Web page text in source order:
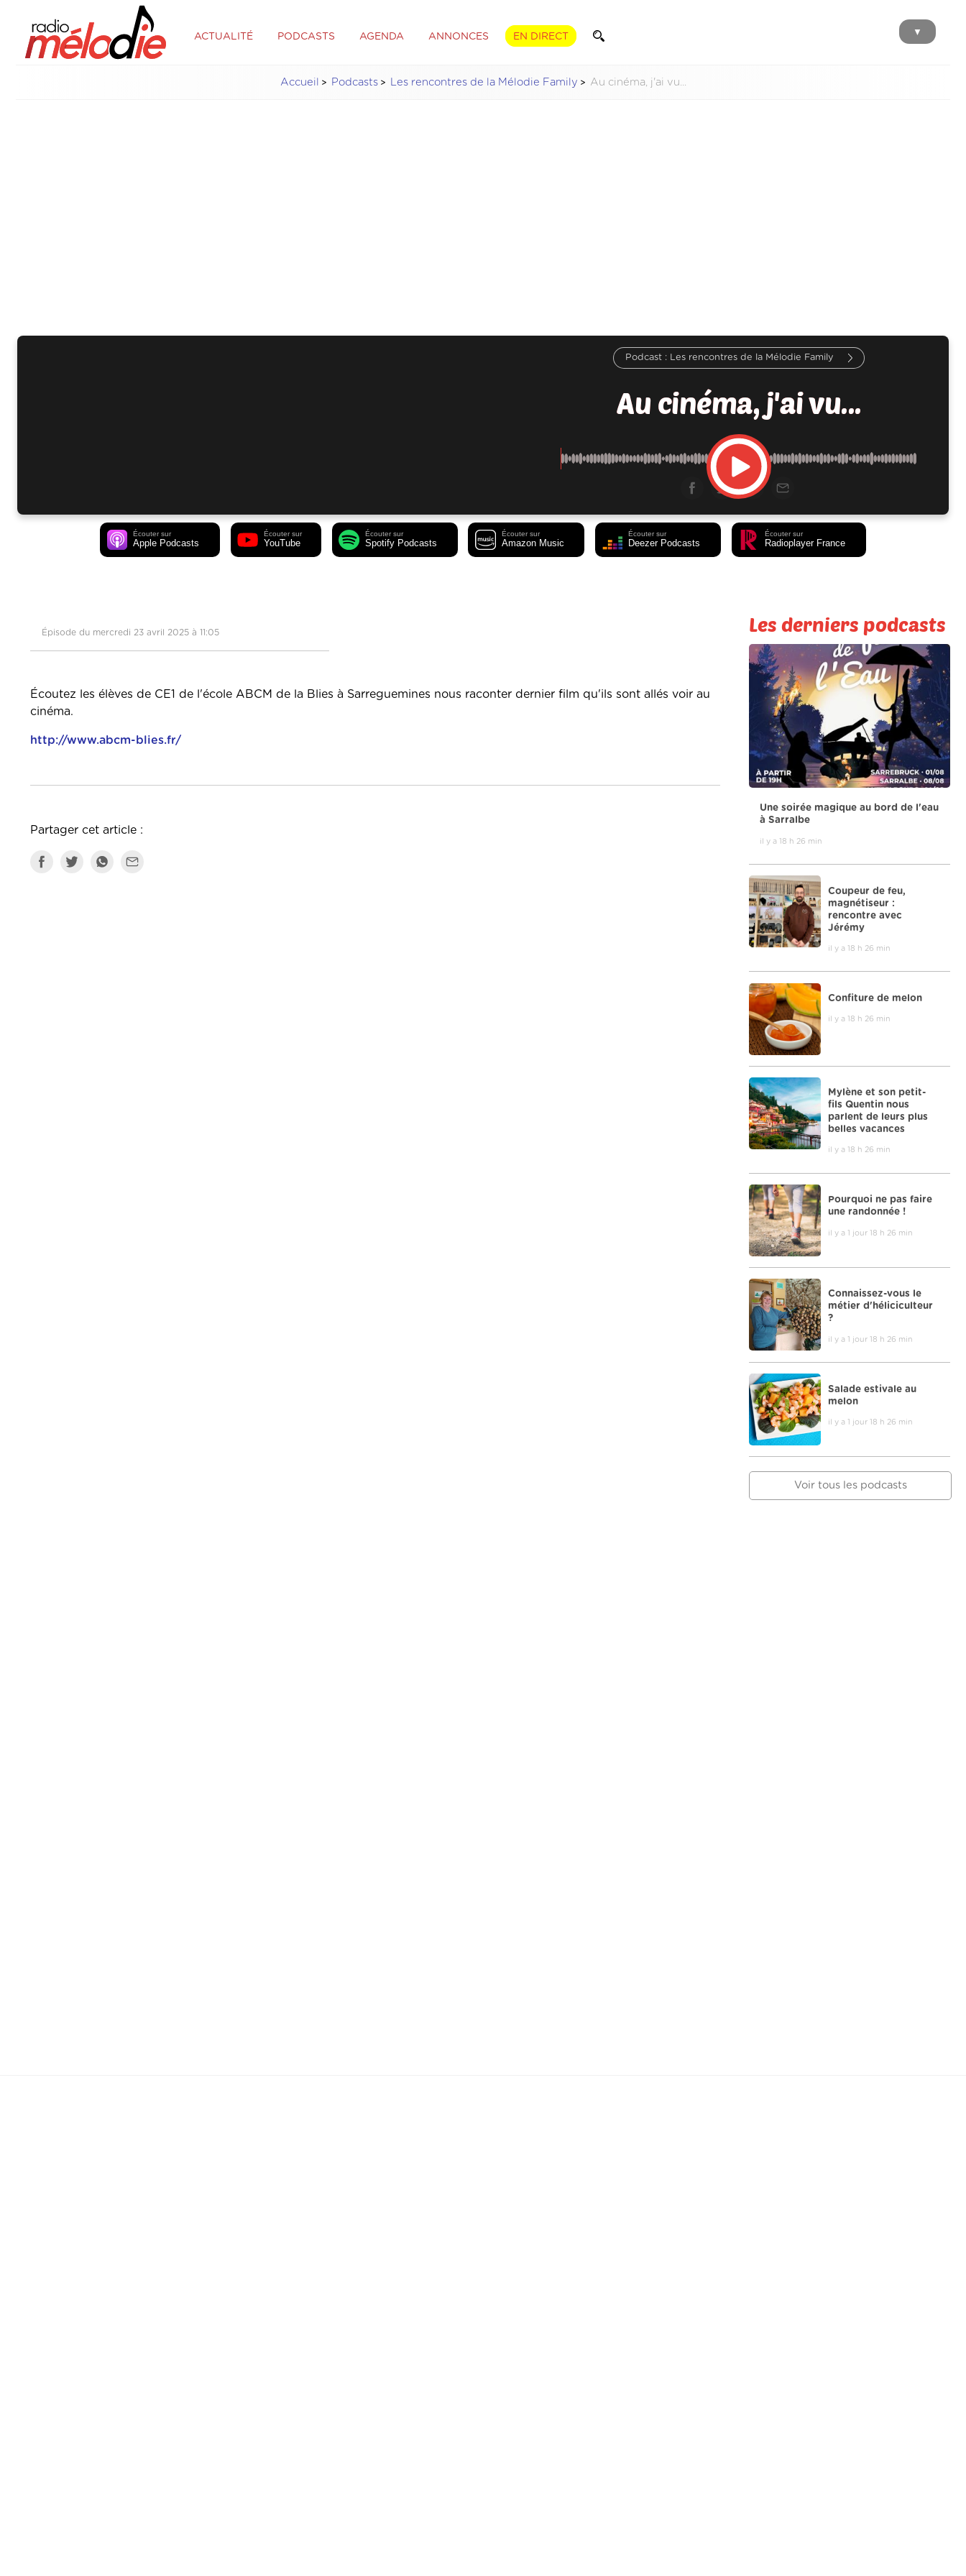
ACTUALITÉ PODCASTS AGENDA ANNONCES EN DIRECT ▼
Accueil Podcasts Les rencontres de la Mélodie Family Au cinéma, j'ai vu...
Les rencontres de la Mélodie Family
Au cinéma, j'ai vu...
Écouter sur
Apple Podcasts
Écouter sur
YouTube
Écouter sur
Spotify Podcasts
Écouter sur
Amazon Music
Écouter sur
Deezer Podcasts
Écouter sur
Radioplayer France
Épisode du mercredi 23 avril 2025 à 11:05
Écoutez les élèves de CE1 de l'école ABCM de la Blies à Sarreguemines nous raconter dernier film qu'ils sont allés voir au
cinéma.
http://www.abcm-blies.fr/
Partager cet article :
Les derniers podcasts
Une soirée magique au bord de l'eau
à Sarralbe
il y a 18 h 26 min
Coupeur de feu,
magnétiseur :
rencontre avec
Jérémy
il y a 18 h 26 min
Confiture de melon
il y a 18 h 26 min
Mylène et son petit-
fils Quentin nous
parlent de leurs plus
belles vacances
il y a 18 h 26 min
Pourquoi ne pas faire
une randonnée !
il y a 1 jour 18 h 26 min
Connaissez-vous le
métier d'héliciculteur
?
il y a 1 jour 18 h 26 min
Salade estivale au
melon
il y a 1 jour 18 h 26 min
Voir tous les podcasts